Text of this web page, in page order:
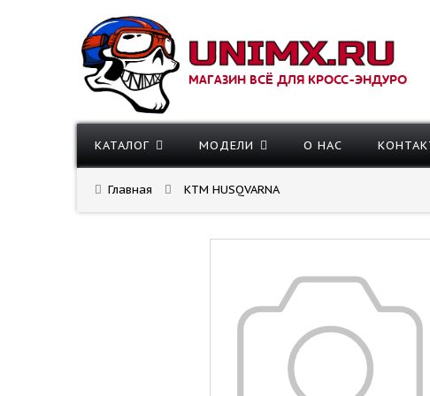
МАГАЗИН ВСЁ ДЛЯ КРОСС-ЭНДУРО
КАТАЛОГ МОДЕЛИ О НАС
Главная KTM HUSQVARNA